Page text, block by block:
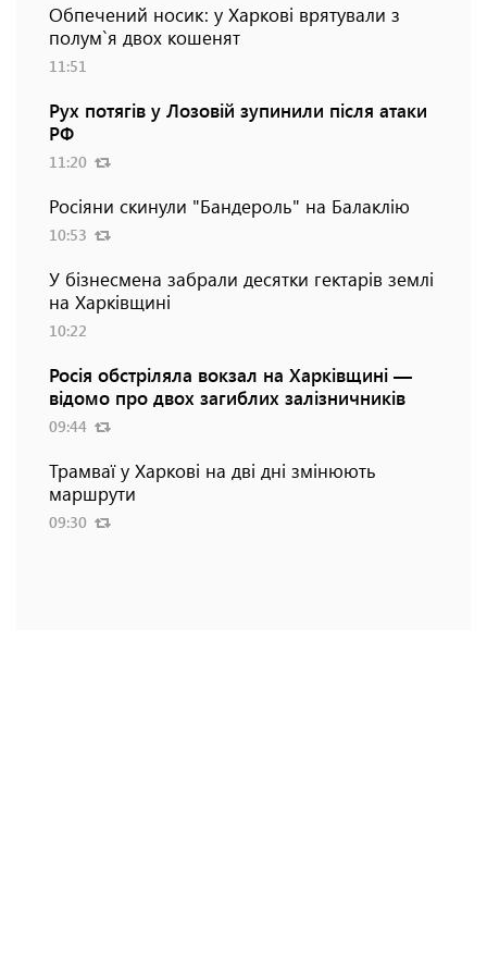
Обпечений носик: у Харкові врятували з
полум`я двох кошенят
11:51
Рух потягів у Лозовій зупинили після атаки
РФ
11:20
Росіяни скинули "Бандероль" на Балаклію
10:53
У бізнесмена забрали десятки гектарів землі
на Харківщині
10:22
Росія обстріляла вокзал на Харківщині —
відомо про двох загиблих залізничників
09:44
Трамваї у Харкові на дві дні змінюють
маршрути
09:30